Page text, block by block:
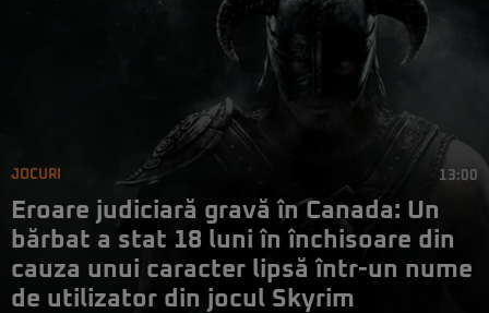
JOCURI 13:00
Eroare judiciară gravă în Canada: Un
bărbat a stat 18 luni în închisoare din
cauza unui caracter lipsă într-un nume
de utilizator din jocul Skyrim